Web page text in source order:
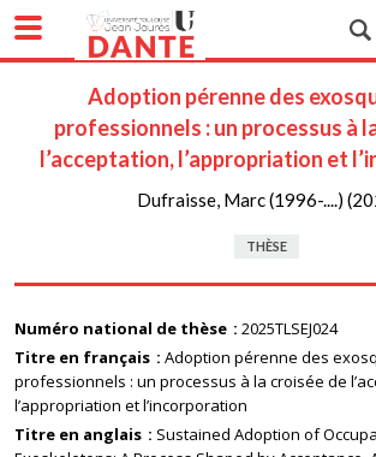
Adoption pérenne des
professionnels : un processus à
l’acceptation, l’appropriation et
Dufraisse, Marc (1996-....)
THÈSE
Numéro national de thèse
2025TLSEJ024
Titre en français
Adoption pérenne des
professionnels : un processus à la croisée de
l’appropriation et l’incorporation
Titre en anglais
Sustained Adoption of